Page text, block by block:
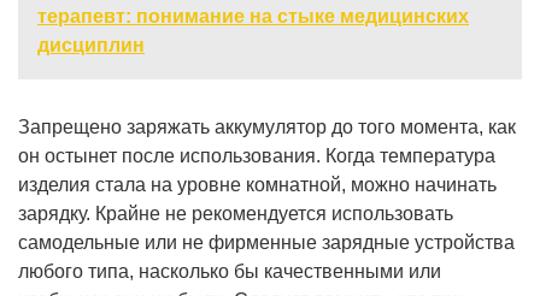
терапевт: понимание на стыке медицинских
дисциплин
Запрещено заряжать аккумулятор до того момента, как
он остынет после использования. Когда температура
изделия стала на уровне комнатной, можно начинать
зарядку. Крайне не рекомендуется использовать
самодельные или не фирменные зарядные устройства
любого типа, насколько бы качественными или